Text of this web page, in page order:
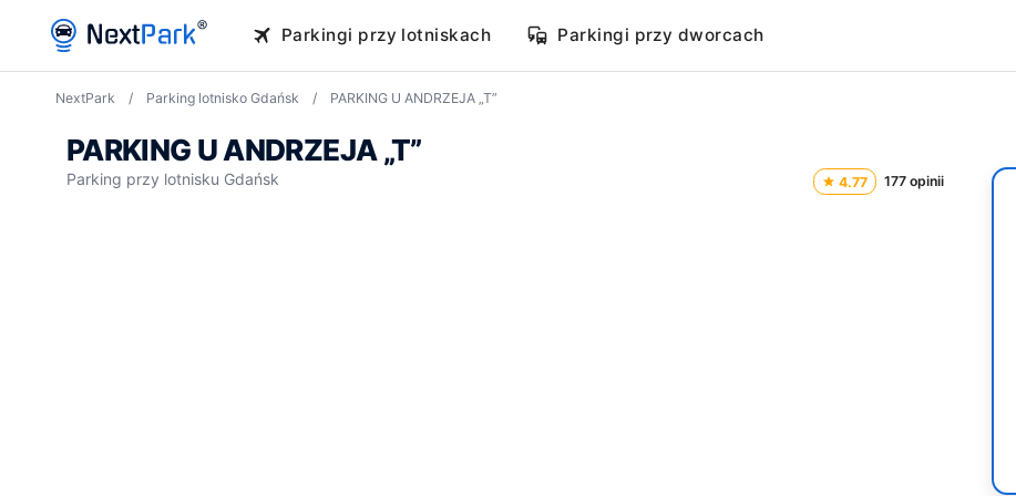
NextPark
/
Parking lotnisko Gdańsk
PARKING U ANDRZEJA „T”
PARKING U ANDRZEJA „T”